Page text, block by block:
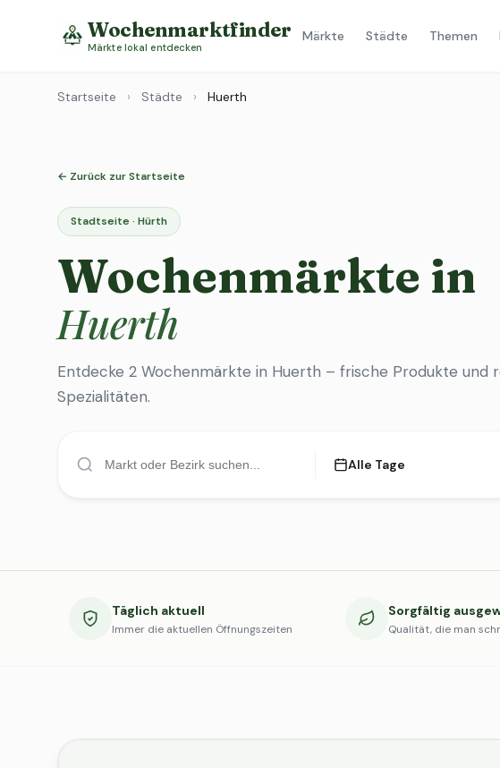
Wochenmarktfinder
Märkte lokal entdecken
Märkte Städte Themen
Startseite › Städte › Huerth
← Zurück zur Startseite
Stadtseite · Hürth
Wochenmärkte in
Huerth
Entdecke 2 Wochenmärkte in Huerth – frische Produkte und
Spezialitäten.
Alle Tage
Täglich aktuell
Immer die aktuellen Öffnungszeiten
Sorgfältig
Qualität, die man